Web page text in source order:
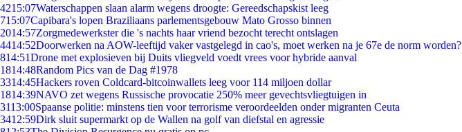
4215:07Waterschappen slaan alarm wegens droogte: Gereedschapskist leeg
715:07Capibara's lopen Braziliaans parlementsgebouw Mato Grosso binnen
2014:57Zorgmedewerkster die 's nachts haar vriend bezocht terecht ontslagen
4414:52Doorwerken na AOW-leeftijd vaker vastgelegd in cao's, moet werken na je 67e de norm worden?
814:51Drone met explosieven bij Duits vliegveld voedt vrees voor hybride aanval
1814:48Random Pics van de Dag #1978
3314:45Hackers roven Coldcard-bitcoinwallets leeg voor 114 miljoen dollar
1814:39NAVO zet wegens Russische provocatie 250% meer gevechtsvliegtuigen in
3113:00Spaanse politie: minstens tien voor terrorisme veroordeelden onder migranten Ceuta
3412:59Dirk sluit supermarkt op de Wallen na golf van diefstal en agressie